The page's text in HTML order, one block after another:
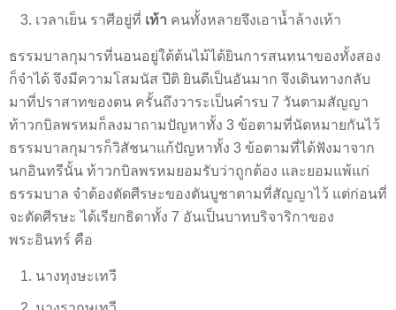
เวลาเย็น ราศีอยู่ที่ เท้า คนทั้งหลายจึงเอาน้ำล้างเท้า
ธรรมบาลกุมารที่นอนอยู่ใต้ต้นไม้ได้ยินการสนทนาของทั้งสอง
ก็จำได้ จึงมีความโสมนัส ปีติ ยินดีเป็นอันมาก จึงเดินทางกลับ
มาที่ปราสาทของตน ครั้นถึงวาระเป็นคำรบ 7 วันตามสัญญา
ท้าวกบิลพรหมก็ลงมาถามปัญหาทั้ง 3 ข้อตามที่นัดหมายกันไว้
ธรรมบาลกุมารก็วิสัชนาแก้ปัญหาทั้ง 3 ข้อตามที่ได้ฟังมาจาก
นกอินทรีนั้น ท้าวกบิลพรหมยอมรับว่าถูกต้อง และยอมแพ้แก่
ธรรมบาล จำต้องตัดศีรษะของตันบูชาตามที่สัญญาไว้ แต่ก่อนที่
จะตัดศีรษะ ได้เรียกธิดาทั้ง 7 อันเป็นบาทบริจาริกาของ
พระอินทร์ คือ
นางทุงษะเทวี